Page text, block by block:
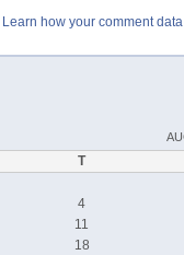
Learn how your comment
T
4
11
18